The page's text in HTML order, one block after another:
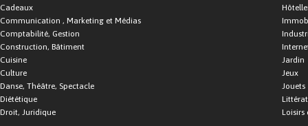
Cadeaux
Communication , Marketing et Médias
Comptabilité, Gestion
Construction, Bâtiment
Cuisine
Culture
Danse, Théâtre, Spectacle
Diététique
Droit, Juridique
Jardin
Jeux
Jouets
Loisirs